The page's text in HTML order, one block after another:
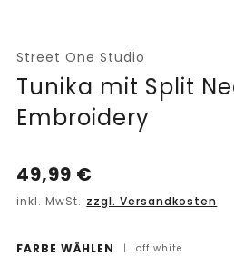
Street One Studio
Tunika mit Split
Embroidery
49,99 €
inkl. MwSt. zzgl. Versandkosten
FARBE WÄHLEN | off white